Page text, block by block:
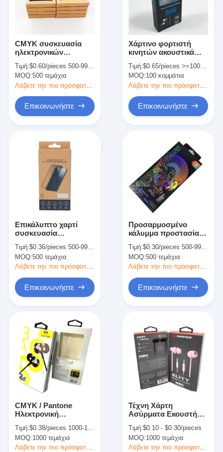
Προϊόντα
Σχετικά με εμάς
Επισκέψεις στο εργοστάσιο
Επικοινωνήστε μαζί μας
Ειδήσεις
CMYK συσκευασία
ηλεκτρονικών
Τιμή:$0.60/pieces 500-999 pieces
MOQ:500 τεμάχια
Λάβετε την πιο πρόσφατη τιμή
Επικοινωνήστε
Χάρτινο φορτιστή
κινητών ακουστικά
CMYK Offset
εκτύπωση με
διαφανές παράθυρο
Τιμή:$0.65/pieces >=100 pieces
MOQ:100 κομμάτια
Επικοινωνήστε
Επικάλυπτο χαρτί
συσκευασία
συσκευασιών
Διαφανές τηλέφωνο
Επεξεργασμένο γυαλί
Τιμή:$0.36/pieces 500-999 pieces
MOQ:500 τεμάχια
Λάβετε την πιο πρόσφατη τιμή
Επικοινωνήστε
Προσαρμοσμένο
κάλυμμα προστασίας
κιβώτιο κινητού
θερμαινόμενου
γυαλιού
Τιμή:$0.30/pieces 500-9999 pieces
MOQ:500 τεμάχια
Λάβετε την πιο πρόσφατη τιμή
Επικοινωνήστε
CMYK / Pantone
Ηλεκτρονική
Κουδούνια Κουδούνια
Τιμή:$0.38/pieces 1000-1999 pieces
MOQ:1000 τεμάχια
Λάβετε την πιο πρόσφατη τιμή
Τέχνη Χάρτη
Ασύρματα Εκουστήρια
Κουτί Με
Λάμιναρισμένη
Συσκευασία
Τιμή:$0.10 - $0.30/pieces
MOQ:1000 τεμάχια
Λάβετε την πιο πρόσφατη τιμή